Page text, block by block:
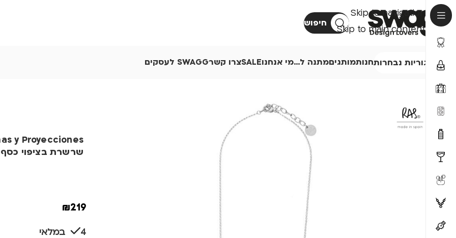
Skip to navigation
Skip to main content
חיפוש
קטגוריות נבחרותחנותמותגיםמתנה ל…מי אנחנוSALEצרו קשרSWAGG לעסקים
y Proyecciones
שרשרת בציפוי כסף
₪219
4 במלאי